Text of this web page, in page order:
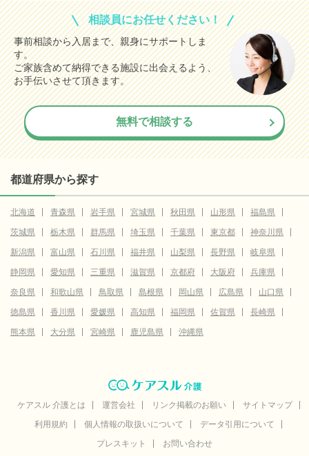
相談員にお任せください！
事前相談から入居まで、親身にサポートしま
す。
ご家族含めて納得できる施設に出会えるよう、
お手伝いさせて頂きます。
無料で相談する
都道府県から探す
北海道 青森県 岩手県 宮城県 秋田県 山形県
福島県
茨城県
栃木県 群馬県 埼玉県 千葉県 東京都
神奈川県
新潟県
富山県 石川県 福井県 山梨県 長野県
岐阜県
静岡県
愛知県 三重県 滋賀県 京都府 大阪府
兵庫県
奈良県
和歌山県 鳥取県 島根県 岡山県 広島県
山口県
徳島県
香川県 愛媛県 高知県 福岡県 佐賀県
長崎県
熊本県
大分県 宮崎県 鹿児島県 沖縄県
ケアスル 介護とは 運営会社 リンク掲載のお願い
サイトマップ
利用規約
個人情報の取扱いについて
データ引用について
プレスキット
お問い合わせ